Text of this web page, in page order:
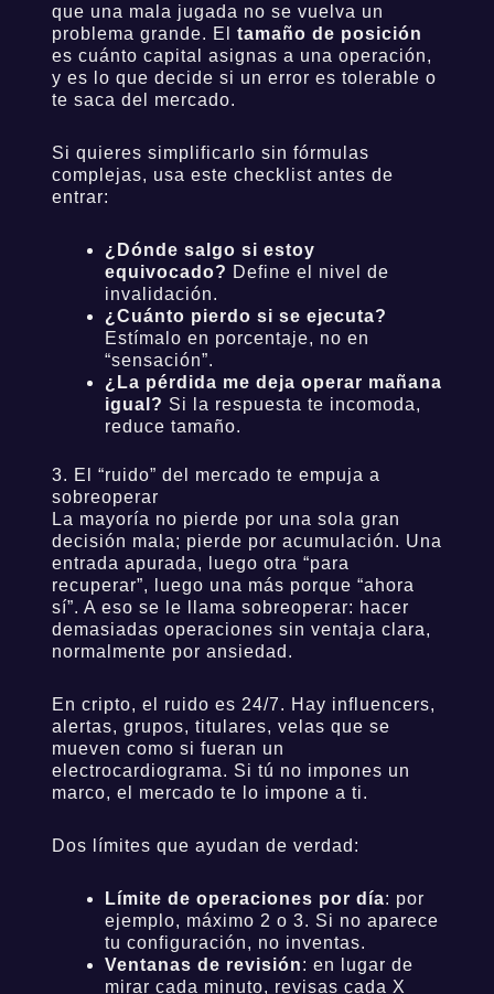
que una mala jugada no se vuelva un
problema grande. El tamaño de posición
es cuánto capital asignas a una operación,
y es lo que decide si un error es tolerable o
te saca del mercado.
Si quieres simplificarlo sin fórmulas
complejas, usa este checklist antes de
entrar:
¿Dónde salgo si estoy
equivocado? Define el nivel de
invalidación.
¿Cuánto pierdo si se ejecuta?
Estímalo en porcentaje, no en
“sensación”.
¿La pérdida me deja operar mañana
igual? Si la respuesta te incomoda,
reduce tamaño.
3. El “ruido” del mercado te empuja a
sobreoperar
La mayoría no pierde por una sola gran
decisión mala; pierde por acumulación. Una
entrada apurada, luego otra “para
recuperar”, luego una más porque “ahora
sí”. A eso se le llama sobreoperar: hacer
demasiadas operaciones sin ventaja clara,
normalmente por ansiedad.
En cripto, el ruido es 24/7. Hay influencers,
alertas, grupos, titulares, velas que se
mueven como si fueran un
electrocardiograma. Si tú no impones un
marco, el mercado te lo impone a ti.
Dos límites que ayudan de verdad:
Límite de operaciones por día: por
ejemplo, máximo 2 o 3. Si no aparece
tu configuración, no inventas.
Ventanas de revisión: en lugar de
mirar cada minuto, revisas cada X